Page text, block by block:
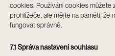
cookies. Používání cookies můžete
prohlížeče, ale mějte na paměti, že
fungovat správně.
7.1 Správa nastavení souhlasu